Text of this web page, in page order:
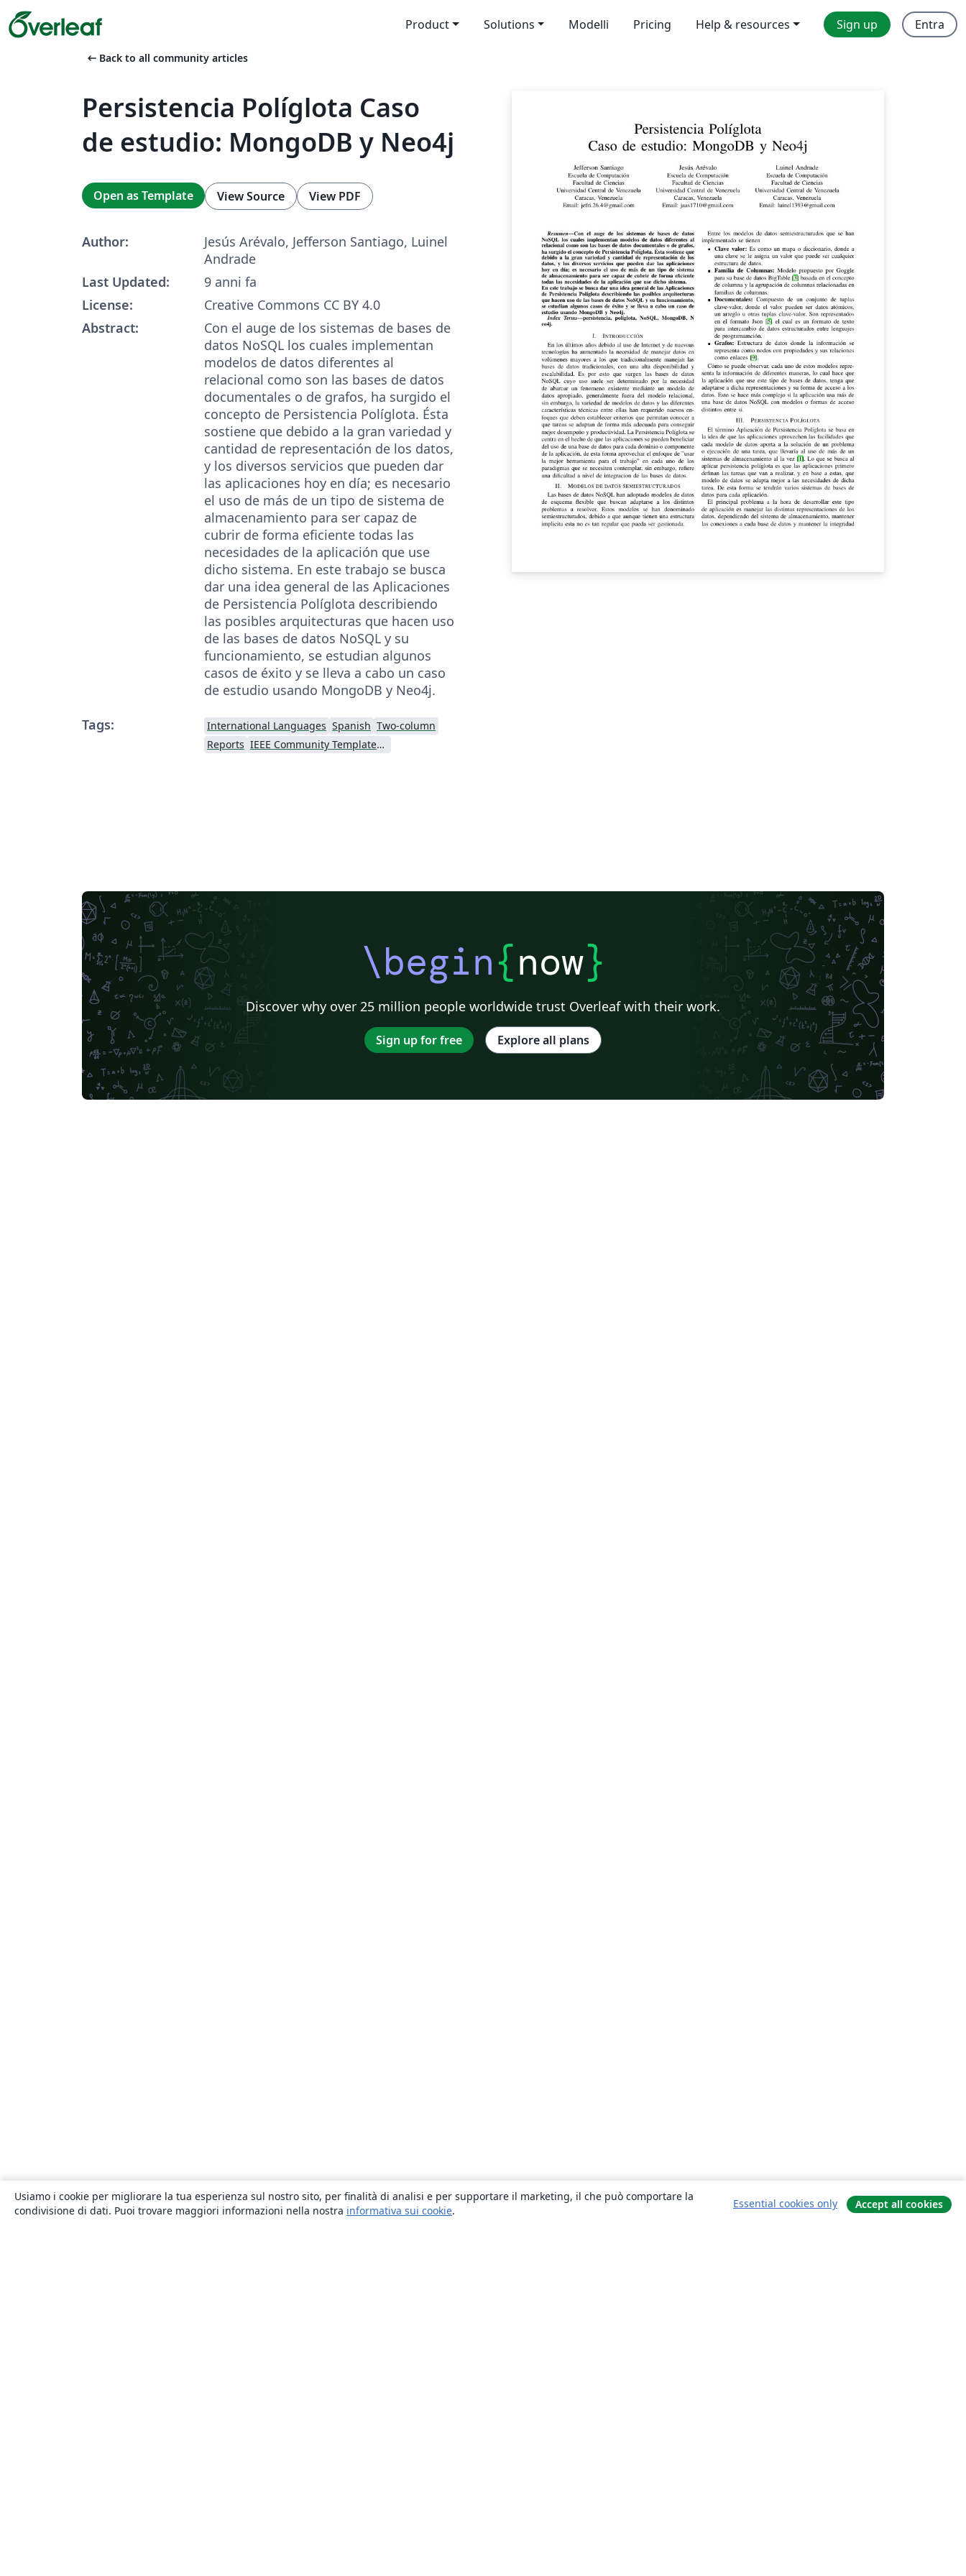
Product Solutions Modelli Pricing Help & resources Sign up Entra
arrow_left_alt Back to all community articles
Persistencia Políglota Caso
de estudio: MongoDB y Neo4j
Open as Template View Source View PDF
Author:
Jesús Arévalo, Jefferson Santiago, Luinel
Andrade
Last Updated:
9 anni fa
License:
Creative Commons CC BY 4.0
Abstract:
Con el auge de los sistemas de bases de
datos NoSQL los cuales implementan
modelos de datos diferentes al
relacional como son las bases de datos
documentales o de grafos, ha surgido el
concepto de Persistencia Políglota. Ésta
sostiene que debido a la gran variedad y
cantidad de representación de los datos,
y los diversos servicios que pueden dar
las aplicaciones hoy en día; es necesario
el uso de más de un tipo de sistema de
almacenamiento para ser capaz de
cubrir de forma eficiente todas las
necesidades de la aplicación que use
dicho sistema. En este trabajo se busca
dar una idea general de las Aplicaciones
de Persistencia Políglota describiendo
las posibles arquitecturas que hacen uso
de las bases de datos NoSQL y su
funcionamiento, se estudian algunos
casos de éxito y se lleva a cabo un caso
de estudio usando MongoDB y Neo4j.
Tags:
International Languages Spanish Two-column
Reports
IEEE Community Templates and Examples
\begin{now}
Discover why over 25 million people worldwide trust Overleaf with their work.
Sign up for free Explore all plans
Usiamo i cookie per migliorare la tua esperienza sul nostro sito, per finalità di analisi e per supportare il marketing, il che può comportare la
condivisione di dati. Puoi trovare maggiori informazioni nella nostra informativa sui cookie.
Essential cookies only Accept all cookies